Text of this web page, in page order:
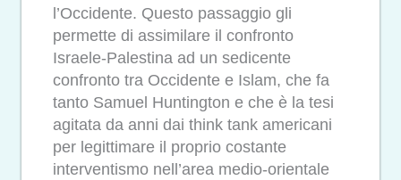
l’Occidente. Questo passaggio gli
permette di assimilare il confronto
Israele-Palestina ad un sedicente
confronto tra Occidente e Islam, che fa
tanto Samuel Huntington e che è la tesi
agitata da anni dai think tank americani
per legittimare il proprio costante
interventismo nell’area medio-orientale